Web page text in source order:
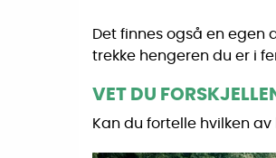
Det finnes også en egen
trekke hengeren du er i
VET DU
Kan du fortelle hvilken